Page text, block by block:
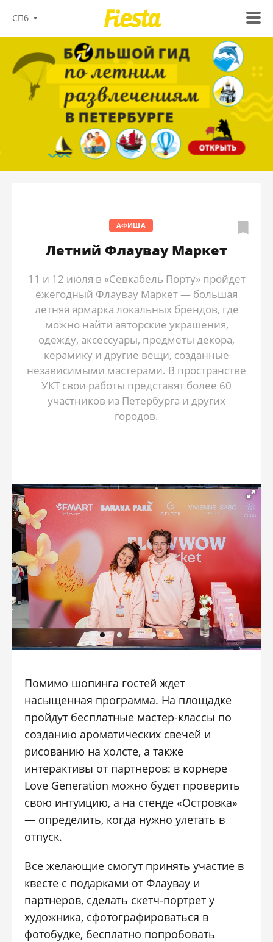
СПб
АФИША
Летний Флаувау Маркет
11 и 12 июля в «Севкабель Порту» пройдет
ежегодный Флаувау Маркет — большая
летняя ярмарка локальных брендов, где
можно найти авторские украшения,
одежду, аксессуары, предметы декора,
керамику и другие вещи, созданные
независимыми мастерами. В пространстве
УКТ свои работы представят более 60
участников из Петербурга и других
городов.
Помимо шопинга гостей ждет
насыщенная программа. На площадке
пройдут бесплатные мастер-классы по
созданию ароматических свечей и
рисованию на холсте, а также
интерактивы от партнеров: в корнере
Love Generation можно будет проверить
свою интуицию, а на стенде «Островка»
— определить, когда нужно улетать в
отпуск.
Все желающие смогут принять участие в
квесте с подарками от Флаувау и
партнеров, сделать скетч-портрет у
художника, сфотографироваться в
фотобудке, бесплатно попробовать